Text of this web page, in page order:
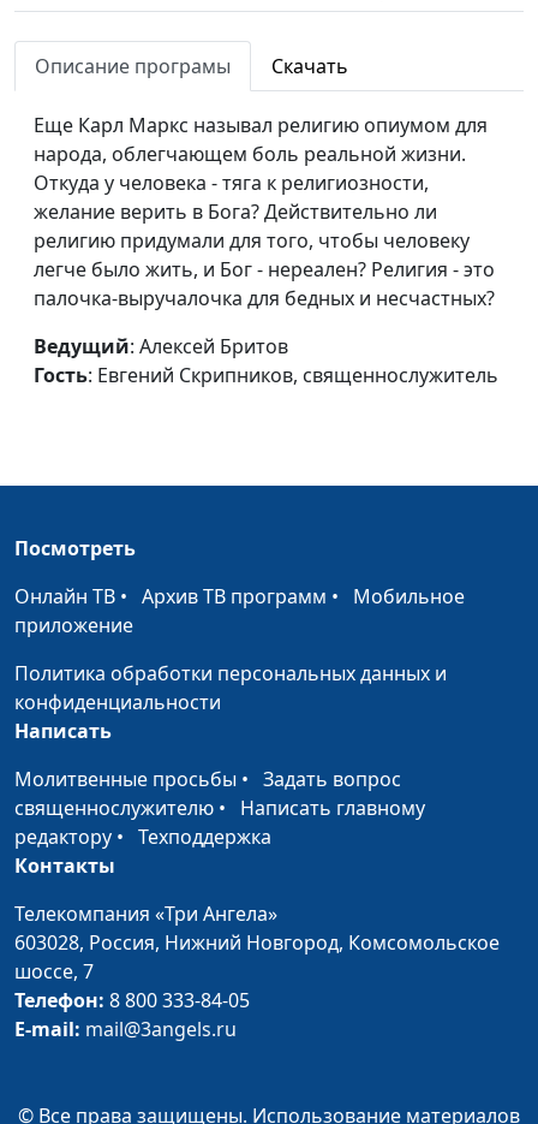
Может ли современный
человек понимать
Евгений Скрипников,
священнослужитель
Зачем ставить цели?
Алексей Бритов,
Евгений Скрипников,
священнослужитель
Что плохого в матерных
словах?
Алексей Бритов,
Евгений Скрипников,
священнослужитель
Нужны ли физические
упражнения?
Алексей Бритов,
Евгений Скрипников,
Евгений Скрипников,
сетей
Евгений Скрипников,
Капелланское служение
Андрей Юнак, Олег
взаимодействию с
религиозными
Встречи духовных
лидеров
Гончаров,
Описание програмы Скачать
Еще Карл Маркс называл религию опиумом для
народа, облегчающем боль реальной жизни.
Откуда у человека - тяга к религиозности,
желание верить в Бога? Действительно ли
религию придумали для того, чтобы человеку
легче было жить, и Бог - нереален? Религия - это
палочка-выручалочка для бедных и несчастных?
Ведущий: Алексей Бритов
Гость: Евгений Скрипников, священнослужитель
Посмотреть
Онлайн ТВ • Архив ТВ программ • Мобильное
приложение
Политика обработки персональных данных и
конфиденциальности
Написать
Молитвенные просьбы • Задать вопрос
священнослужителю • Написать главному
редактору • Техподдержка
Контакты
Телекомпания «Три Ангела»
603028, Россия, Нижний Новгород, Комсомольское
шоссе, 7
Телефон: 8 800 333-84-05
E-mail: mail@3angels.ru
© Все права защищены. Использование материалов